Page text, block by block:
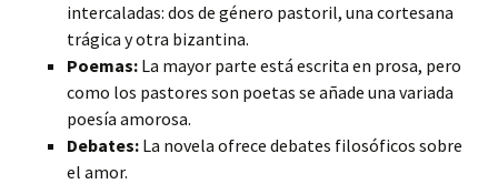
intercaladas: dos de género pastoril, una cortesana
trágica y otra bizantina.
Poemas: La mayor parte está escrita en prosa, pero
como los pastores son poetas se añade una variada
poesía amorosa.
Debates: La novela ofrece debates filosóficos sobre
el amor.